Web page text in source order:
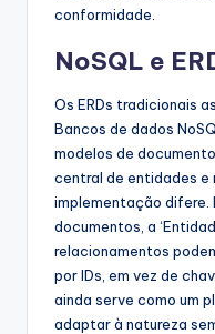
conformidade.
NoSQL e
Os ERDs tradicionais
Bancos de dados
modelos de
central de entidades e
implementação difere.
documentos, a
relacionamentos
por IDs, em vez de
ainda serve como um
adaptar à natureza